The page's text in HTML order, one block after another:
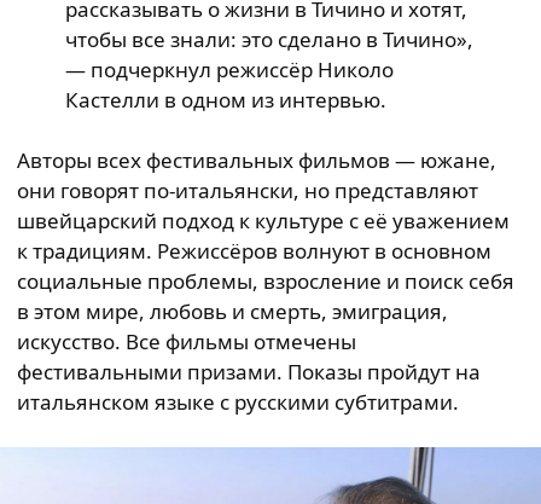
рассказывать о жизни в Тичино и хотят,
чтобы все знали: это сделано в Тичино»,
— подчеркнул режиссёр Николо
Кастелли в одном из интервью.
Авторы всех фестивальных фильмов — южане,
они говорят по-итальянски, но представляют
швейцарский подход к культуре с её уважением
к традициям. Режиссёров волнуют в основном
социальные проблемы, взросление и поиск себя
в этом мире, любовь и смерть, эмиграция,
искусство. Все фильмы отмечены
фестивальными призами. Показы пройдут на
итальянском языке с русскими субтитрами.